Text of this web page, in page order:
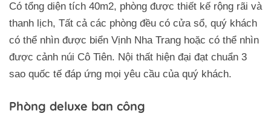
Có tổng diện tích 40m2, phòng được thiết kế rộng rãi và
thanh lịch, Tất cả các phòng đều có cửa sổ, quý khách
có thể nhìn được biển Vịnh Nha Trang hoặc có thể nhìn
được cảnh núi Cô Tiên. Nội thất hiện đại đạt chuẩn 3
sao quốc tế đáp ứng mọi yêu cầu của quý khách.
Phòng deluxe ban công